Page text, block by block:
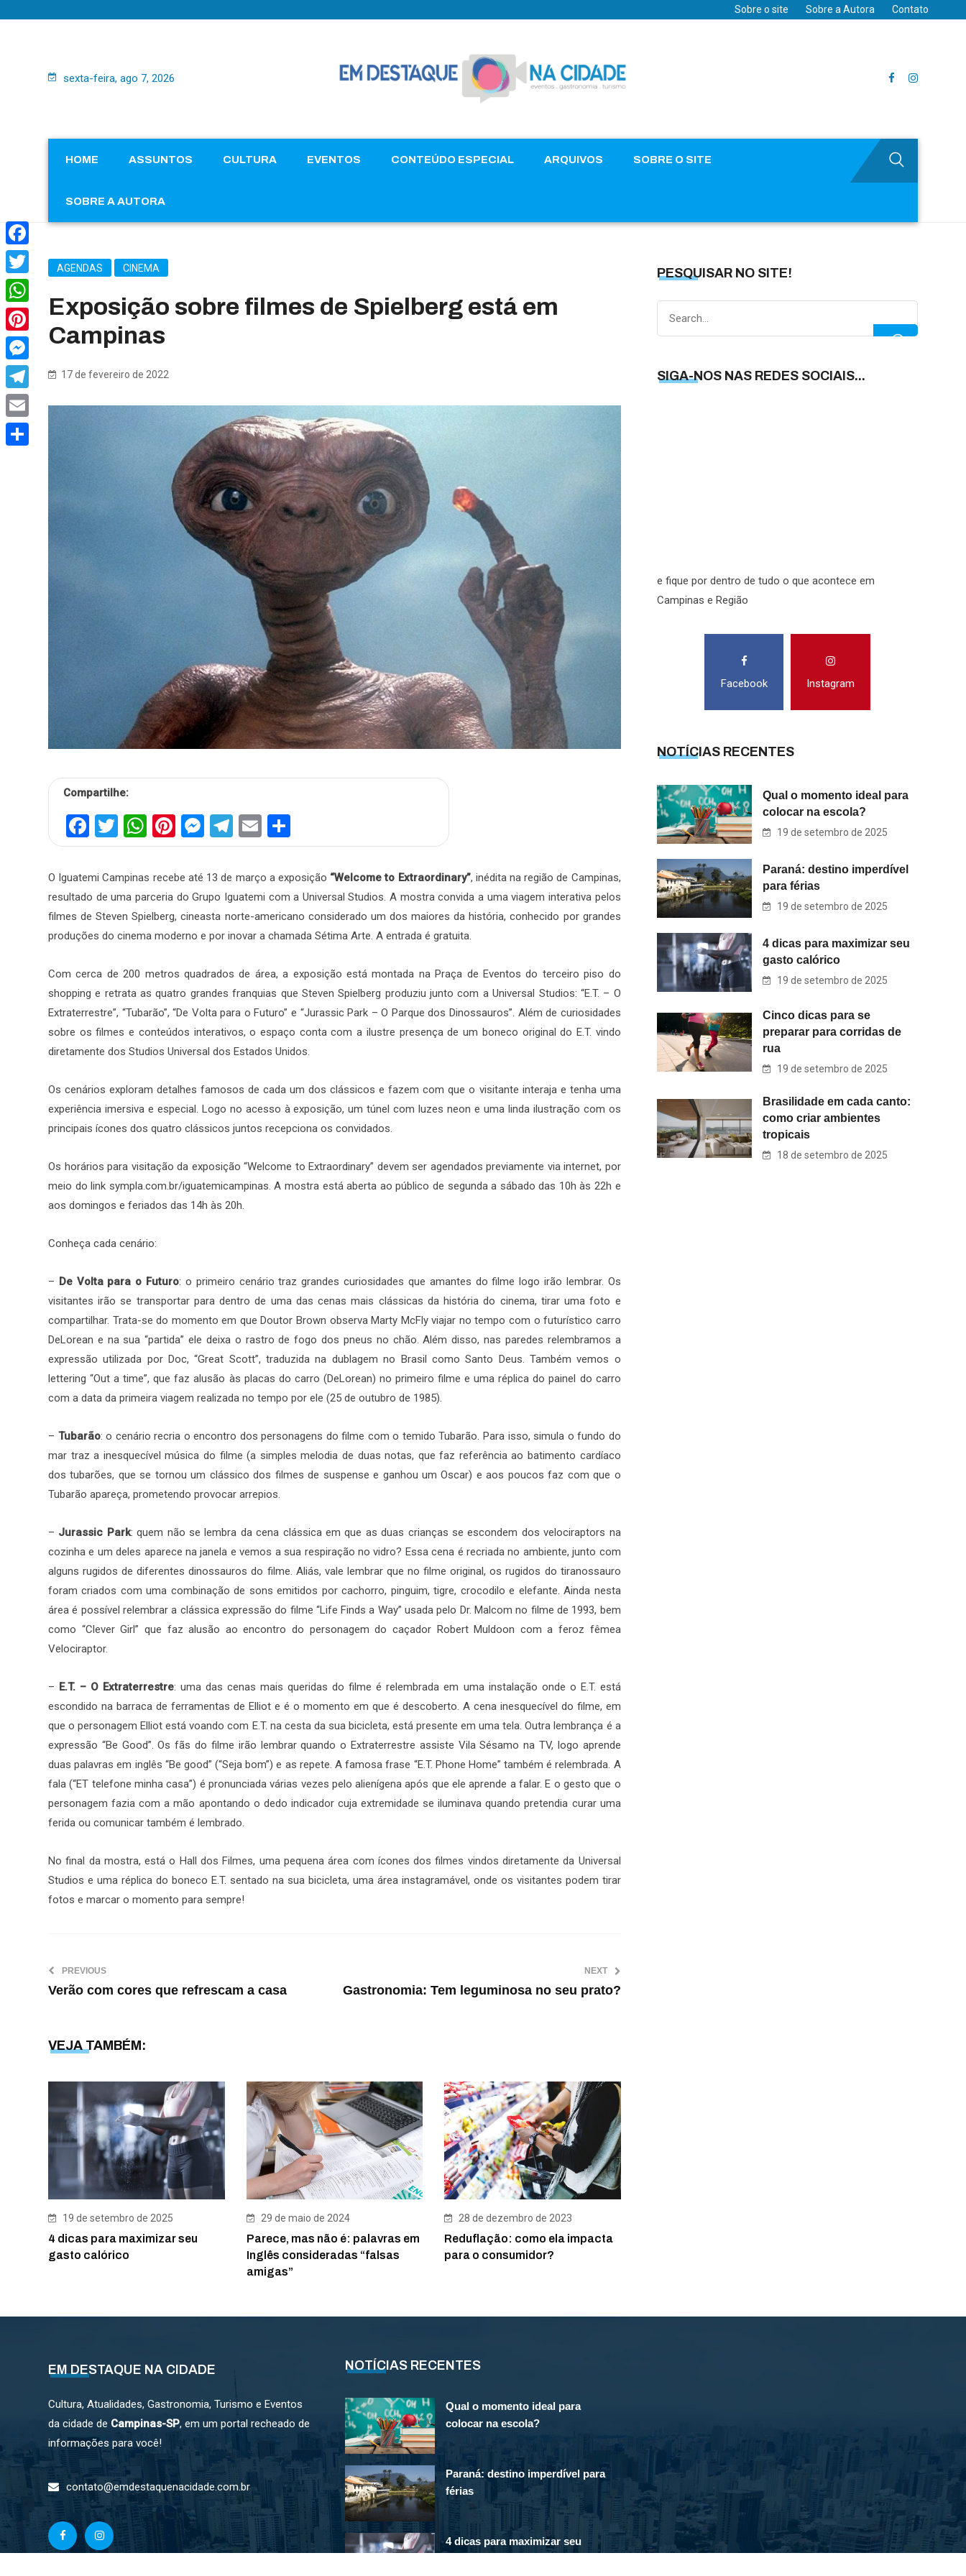
Sobre o site Sobre a Autora Contato
sexta-feira, ago 7, 2026
HOME ASSUNTOS CULTURA EVENTOS CONTEÚDO ESPECIAL ARQUIVOS SOBRE O SITE
SOBRE A AUTORA
AGENDAS CINEMA
Exposição sobre filmes de Spielberg está em
Campinas
17 de fevereiro de 2022
Compartilhe:
Facebook
Twitter
WhatsApp
Pinterest
Messenger
Telegram
Email
O Iguatemi Campinas recebe até 13 de março a exposição “Welcome to Extraordinary”, inédita na região de Campinas,
resultado de uma parceria do Grupo Iguatemi com a Universal Studios. A mostra convida a uma viagem interativa pelos
filmes de Steven Spielberg, cineasta norte-americano considerado um dos maiores da história, conhecido por grandes
produções do cinema moderno e por inovar a chamada Sétima Arte. A entrada é gratuita.
Com cerca de 200 metros quadrados de área, a exposição está montada na Praça de Eventos do terceiro piso do
shopping e retrata as quatro grandes franquias que Steven Spielberg produziu junto com a Universal Studios: “E.T. – O
Extraterrestre”, “Tubarão”, “De Volta para o Futuro” e “Jurassic Park – O Parque dos Dinossauros”. Além de curiosidades
sobre os filmes e conteúdos interativos, o espaço conta com a ilustre presença de um boneco original do E.T. vindo
diretamente dos Studios Universal dos Estados Unidos.
Os cenários exploram detalhes famosos de cada um dos clássicos e fazem com que o visitante interaja e tenha uma
experiência imersiva e especial. Logo no acesso à exposição, um túnel com luzes neon e uma linda ilustração com os
principais ícones dos quatro clássicos juntos recepciona os convidados.
Os horários para visitação da exposição “Welcome to Extraordinary” devem ser agendados previamente via internet, por
meio do link sympla.com.br/iguatemicampinas. A mostra está aberta ao público de segunda a sábado das 10h às 22h e
aos domingos e feriados das 14h às 20h.
Conheça cada cenário:
– De Volta para o Futuro: o primeiro cenário traz grandes curiosidades que amantes do filme logo irão lembrar. Os
visitantes irão se transportar para dentro de uma das cenas mais clássicas da história do cinema, tirar uma foto e
compartilhar. Trata-se do momento em que Doutor Brown observa Marty McFly viajar no tempo com o futurístico carro
DeLorean e na sua “partida” ele deixa o rastro de fogo dos pneus no chão. Além disso, nas paredes relembramos a
expressão utilizada por Doc, “Great Scott”, traduzida na dublagem no Brasil como Santo Deus. Também vemos o
lettering “Out a time”, que faz alusão às placas do carro (DeLorean) no primeiro filme e uma réplica do painel do carro
com a data da primeira viagem realizada no tempo por ele (25 de outubro de 1985).
– Tubarão: o cenário recria o encontro dos personagens do filme com o temido Tubarão. Para isso, simula o fundo do
mar traz a inesquecível música do filme (a simples melodia de duas notas, que faz referência ao batimento cardíaco
dos tubarões, que se tornou um clássico dos filmes de suspense e ganhou um Oscar) e aos poucos faz com que o
Tubarão apareça, prometendo provocar arrepios.
– Jurassic Park: quem não se lembra da cena clássica em que as duas crianças se escondem dos velociraptors na
cozinha e um deles aparece na janela e vemos a sua respiração no vidro? Essa cena é recriada no ambiente, junto com
alguns rugidos de diferentes dinossauros do filme. Aliás, vale lembrar que no filme original, os rugidos do tiranossauro
foram criados com uma combinação de sons emitidos por cachorro, pinguim, tigre, crocodilo e elefante. Ainda nesta
área é possível relembrar a clássica expressão do filme “Life Finds a Way” usada pelo Dr. Malcom no filme de 1993, bem
como “Clever Girl” que faz alusão ao encontro do personagem do caçador Robert Muldoon com a feroz fêmea
Velociraptor.
– E.T. – O Extraterrestre: uma das cenas mais queridas do filme é relembrada em uma instalação onde o E.T. está
escondido na barraca de ferramentas de Elliot e é o momento em que é descoberto. A cena inesquecível do filme, em
que o personagem Elliot está voando com E.T. na cesta da sua bicicleta, está presente em uma tela. Outra lembrança é a
expressão “Be Good”. Os fãs do filme irão lembrar quando o Extraterrestre assiste Vila Sésamo na TV, logo aprende
duas palavras em inglês “Be good” (“Seja bom”) e as repete. A famosa frase “E.T. Phone Home” também é relembrada. A
fala (“ET telefone minha casa”) é pronunciada várias vezes pelo alienígena após que ele aprende a falar. E o gesto que o
personagem fazia com a mão apontando o dedo indicador cuja extremidade se iluminava quando pretendia curar uma
ferida ou comunicar também é lembrado.
No final da mostra, está o Hall dos Filmes, uma pequena área com ícones dos filmes vindos diretamente da Universal
Studios e uma réplica do boneco E.T. sentado na sua bicicleta, uma área instagramável, onde os visitantes podem tirar
fotos e marcar o momento para sempre!
PREVIOUS
Verão com cores que refrescam a casa
NEXT
Gastronomia: Tem leguminosa no seu prato?
VEJA TAMBÉM:
19 de setembro de 2025
4 dicas para maximizar seu
gasto calórico
29 de maio de 2024
Parece, mas não é: palavras em
Inglês consideradas “falsas
amigas”
28 de dezembro de 2023
Reduflação: como ela impacta
para o consumidor?
PESQUISAR NO SITE!
SIGA-NOS NAS REDES SOCIAIS...
e fique por dentro de tudo o que acontece em
Campinas e Região
Facebook Instagram
NOTÍCIAS RECENTES
Qual o momento ideal para
colocar na escola?
19 de setembro de 2025
Paraná: destino imperdível
para férias
19 de setembro de 2025
4 dicas para maximizar seu
gasto calórico
19 de setembro de 2025
Cinco dicas para se
preparar para corridas de
rua
19 de setembro de 2025
Brasilidade em cada canto:
como criar ambientes
tropicais
18 de setembro de 2025
EM DESTAQUE NA CIDADE
Cultura, Atualidades, Gastronomia, Turismo e Eventos
da cidade de Campinas-SP, em um portal recheado de
informações para você!
contato@emdestaquenacidade.com.br
NOTÍCIAS RECENTES
Qual o momento ideal para
colocar na escola?
Paraná: destino imperdível para
férias
4 dicas para maximizar seu
Facebook
Twitter
WhatsApp
Pinterest
Messenger
Telegram
Email